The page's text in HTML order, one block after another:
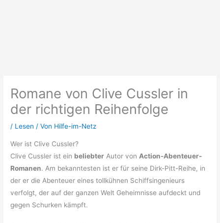
Romane von Clive Cussler in
der richtigen Reihenfolge
/ Lesen / Von Hilfe-im-Netz
Wer ist Clive Cussler?
Clive Cussler ist ein beliebter Autor von Action-Abenteuer-
Romanen. Am bekanntesten ist er für seine Dirk-Pitt-Reihe, in
der er die Abenteuer eines tollkühnen Schiffsingenieurs
verfolgt, der auf der ganzen Welt Geheimnisse aufdeckt und
gegen Schurken kämpft.